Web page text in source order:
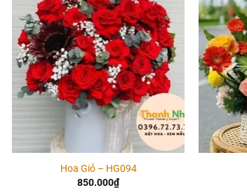
Hoa Giỏ – HG094
850.000₫